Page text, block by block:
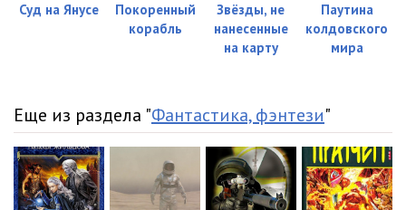
Суд на Янусе
Покоренный
корабль
Звёзды, не
нанесенные
на карту
Паутина
колдовского
мира
Еще из раздела "Фантастика, фэнтези"